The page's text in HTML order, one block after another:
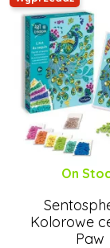
On
Kolorowe
Paw